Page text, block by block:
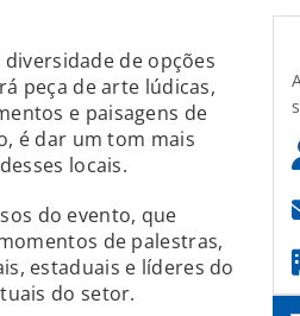
de opções
peça de arte lúdicas,
e paisagens de
é dar um tom mais
locais.
do evento, que
de palestras,
estaduais e líderes do
do setor.